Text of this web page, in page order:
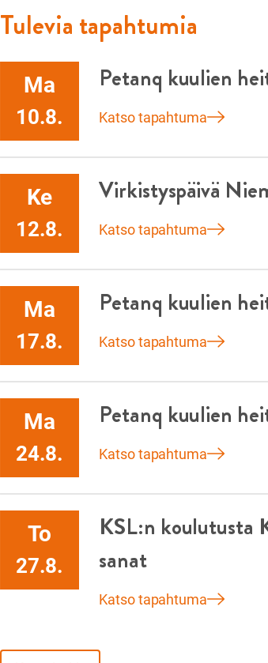
Tulevia tapahtumia
Ma
10.8.
Petanq kuulien
Katso tapahtuma
Ke
12.8.
Virkistyspäivä
Katso tapahtuma
Ma
17.8.
Petanq kuulien
Katso tapahtuma
Ma
24.8.
Petanq kuulien
Katso tapahtuma
To
27.8.
KSL:n koulutusta
sanat
Katso tapahtuma